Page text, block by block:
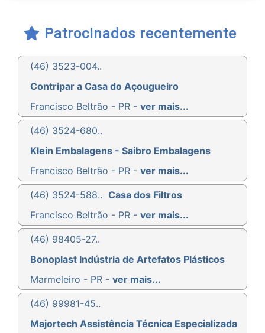
Patrocinados recentemente
(46) 3523-004..
Contripar a Casa do Açougueiro
Francisco Beltrão - PR - ver mais...
(46) 3524-680..
Klein Embalagens - Saibro Embalagens
Francisco Beltrão - PR - ver mais...
(46) 3524-588.. Casa dos Filtros
Francisco Beltrão - PR - ver mais...
(46) 98405-27..
Bonoplast Indústria de Artefatos Plásticos
Marmeleiro - PR - ver mais...
(46) 99981-45..
Majortech Assistência Técnica Especializada